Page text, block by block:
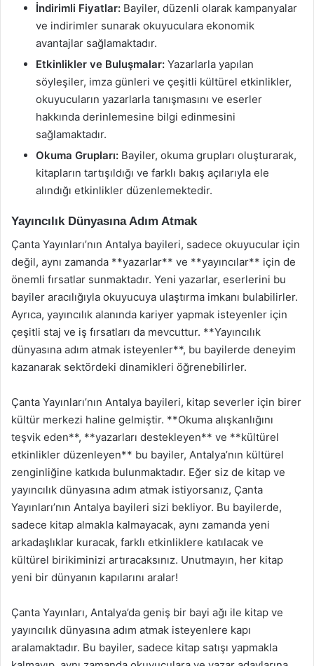
İndirimli Fiyatlar: Bayiler, düzenli olarak kampanyalar
ve indirimler sunarak okuyuculara ekonomik
avantajlar sağlamaktadır.
Etkinlikler ve Buluşmalar: Yazarlarla yapılan
söyleşiler, imza günleri ve çeşitli kültürel etkinlikler,
okuyucuların yazarlarla tanışmasını ve eserler
hakkında derinlemesine bilgi edinmesini
sağlamaktadır.
Okuma Grupları: Bayiler, okuma grupları oluşturarak,
kitapların tartışıldığı ve farklı bakış açılarıyla ele
alındığı etkinlikler düzenlemektedir.
Yayıncılık Dünyasına Adım Atmak
Çanta Yayınları’nın Antalya bayileri, sadece okuyucular için
değil, aynı zamanda **yazarlar** ve **yayıncılar** için de
önemli fırsatlar sunmaktadır. Yeni yazarlar, eserlerini bu
bayiler aracılığıyla okuyucuya ulaştırma imkanı bulabilirler.
Ayrıca, yayıncılık alanında kariyer yapmak isteyenler için
çeşitli staj ve iş fırsatları da mevcuttur. **Yayıncılık
dünyasına adım atmak isteyenler**, bu bayilerde deneyim
kazanarak sektördeki dinamikleri öğrenebilirler.
Çanta Yayınları’nın Antalya bayileri, kitap severler için birer
kültür merkezi haline gelmiştir. **Okuma alışkanlığını
teşvik eden**, **yazarları destekleyen** ve **kültürel
etkinlikler düzenleyen** bu bayiler, Antalya’nın kültürel
zenginliğine katkıda bulunmaktadır. Eğer siz de kitap ve
yayıncılık dünyasına adım atmak istiyorsanız, Çanta
Yayınları’nın Antalya bayileri sizi bekliyor. Bu bayilerde,
sadece kitap almakla kalmayacak, aynı zamanda yeni
arkadaşlıklar kuracak, farklı etkinliklere katılacak ve
kültürel birikiminizi artıracaksınız. Unutmayın, her kitap
yeni bir dünyanın kapılarını aralar!
Çanta Yayınları, Antalya’da geniş bir bayi ağı ile kitap ve
yayıncılık dünyasına adım atmak isteyenlere kapı
aralamaktadır. Bu bayiler, sadece kitap satışı yapmakla